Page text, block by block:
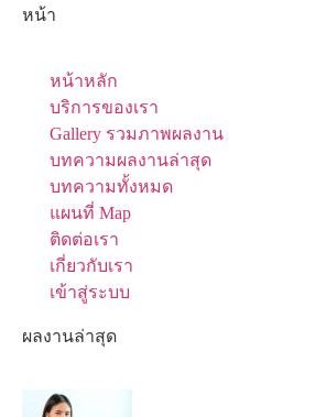
หน้า
หน้าหลัก
บริการของเรา
Gallery รวมภาพผลงาน
บทความผลงานล่าสุด
บทความทั้งหมด
แผนที่ Map
ติดต่อเรา
เกี่ยวกับเรา
เข้าสู่ระบบ
ผลงานล่าสุด